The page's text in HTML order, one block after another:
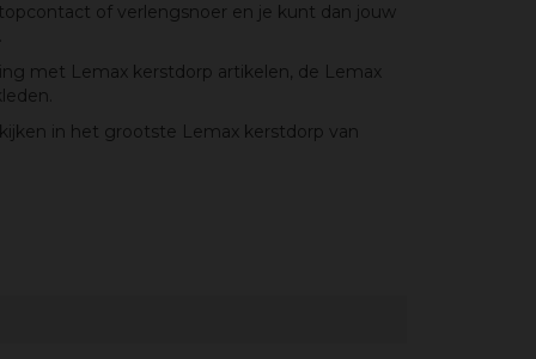
of verlengsnoer en je kunt dan jouw
met Lemax kerstdorp artikelen, de Lemax
in het grootste Lemax kerstdorp van